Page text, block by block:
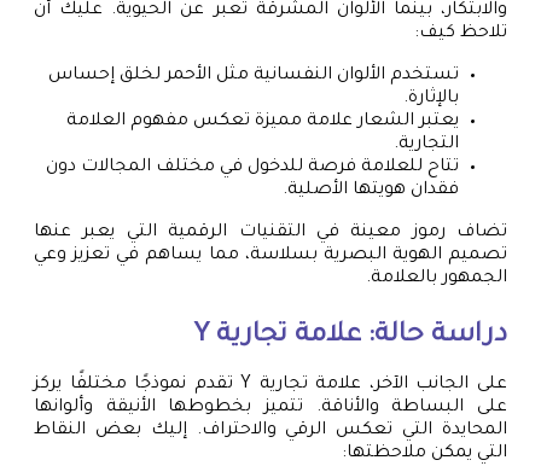
والابتكار، بينما الألوان المشرقة تعبر عن الحيوية. عليك أن
تلاحظ كيف:
تستخدم الألوان النفسانية مثل الأحمر لخلق إحساس
بالإثارة.
يعتبر الشعار علامة مميزة تعكس مفهوم العلامة
التجارية.
تتاح للعلامة فرصة للدخول في مختلف المجالات دون
فقدان هويتها الأصلية.
تضاف رموز معينة في التقنيات الرقمية التي يعبر عنها
تصميم الهوية البصرية بسلاسة، مما يساهم في تعزيز وعي
الجمهور بالعلامة.
دراسة حالة: علامة تجارية Y
على الجانب الآخر، علامة تجارية Y تقدم نموذجًا مختلفًا يركز
على البساطة والأناقة. تتميز بخطوطها الأنيقة وألوانها
المحايدة التي تعكس الرقي والاحتراف. إليك بعض النقاط
التي يمكن ملاحظتها: